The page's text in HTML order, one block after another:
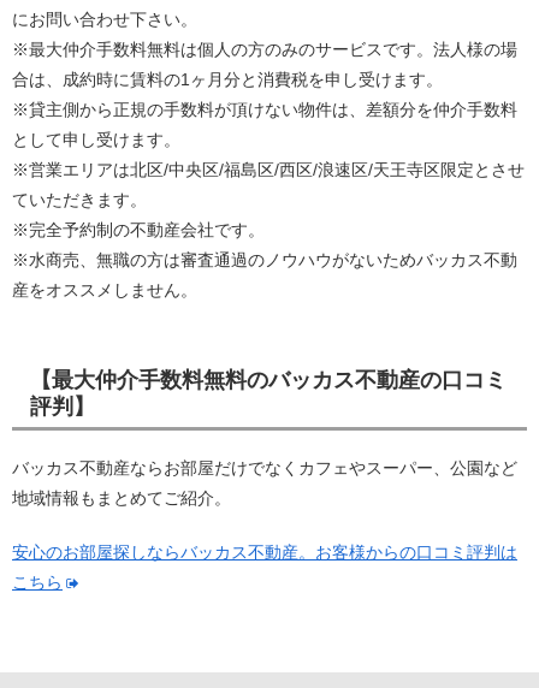
にお問い合わせ下さい。
※最大仲介手数料無料は個人の方のみのサービスです。法人様の場
合は、成約時に賃料の1ヶ月分と消費税を申し受けます。
※貸主側から正規の手数料が頂けない物件は、差額分を仲介手数料
として申し受けます。
※営業エリアは北区/中央区/福島区/西区/浪速区/天王寺区限定とさせ
ていただきます。
※完全予約制の不動産会社です。
※水商売、無職の方は審査通過のノウハウがないためバッカス不動
産をオススメしません。
【最大仲介手数料無料のバッカス不動産の口コミ
評判】
バッカス不動産ならお部屋だけでなくカフェやスーパー、公園など
地域情報もまとめてご紹介。
安心のお部屋探しならバッカス不動産。お客様からの口コミ評判は
こちら